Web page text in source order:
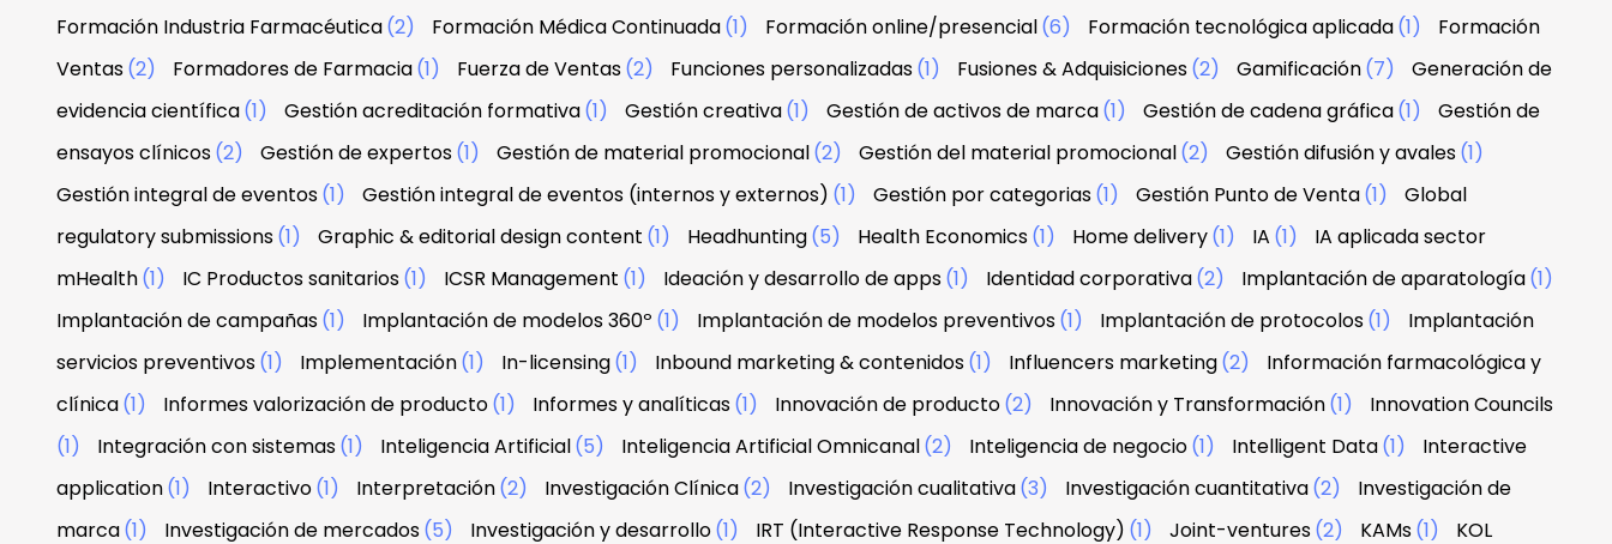
Formación Industria Farmacéutica(2) Formación Médica Continuada(1) Formación online/presencial(6) Formación tecnológica aplicada(1)
Formación
Ventas(2) Formadores de Farmacia(1) Fuerza de Ventas(2) Funciones personalizadas(1) Fusiones & Adquisiciones(2) Gamificación(7)
Generación de
evidencia científica(1) Gestión acreditación formativa(1) Gestión creativa(1) Gestión de activos de marca(1) Gestión de cadena gráfica(1)
Gestión de
ensayos clínicos(2) Gestión de expertos(1) Gestión de material promocional(2) Gestión del material promocional(2) Gestión difusión y avales(1)
Gestión integral de eventos(1) Gestión integral de eventos (internos y externos) (1) Gestión por categorias(1) Gestión Punto de Venta(1)
Global
regulatory submissions(1) Graphic & editorial design content (1) Headhunting(5) Health Economics(1) Home delivery(1) IA (1)
IA aplicada sector
mHealth(1) IC Productos sanitarios(1) ICSR Management (1) Ideación y desarrollo de apps(1) Identidad corporativa(2) Implantación de aparatología(1)
Implantación de campañas(1) Implantación de modelos 360º (1) Implantación de modelos preventivos(1) Implantación de protocolos(1)
Implantación
servicios preventivos(1) Implementación(1) In-licensing(1) Inbound marketing & contenidos(1) Influencers marketing(2)
Información farmacológica y
clínica(1) Informes valorización de producto(1) Informes y analíticas(1) Innovación de producto(2) Innovación y Transformación(1)
Innovation Councils
(1)
Integración con sistemas(1) Inteligencia Artificial(5) Inteligencia Artificial Omnicanal(2) Inteligencia de negocio(1) Intelligent Data(1)
Interactive
application(1) Interactivo(1) Interpretación(2) Investigación Clínica(2) Investigación cualitativa(3) Investigación cuantitativa(2)
Investigación de
marca(1) Investigación de mercados(5) Investigación y desarrollo(1) IRT (Interactive Response Technology) (1) Joint-ventures(2) KAMs(1)
KOL